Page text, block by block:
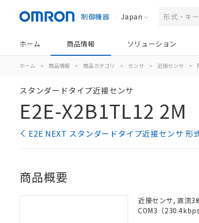
制御機器 Japan
ホーム 商品情報 ソリューション
ホーム > 商品情報 > 商品カテゴリ > センサ > 近接センサ >
スタンダードタイプ近接センサ
E2E-X2B1TL12 2M
E2E NEXT スタンダードタイプ近接センサ 形
商品概要
近接センサ, 直流3
COM3（